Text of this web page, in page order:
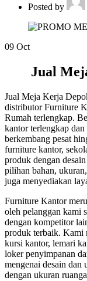
Posted by
09 Oct
Jual
Jual Meja Kerja
distributor Furniture
Rumah terlengkap.
kantor terlengkap
berkembang pesat
furniture kantor,
produk dengan
pilihan bahan,
juga menyediakan
Furniture Kantor
oleh pelanggan kami
dengan kompetitor
produk terbaik. Kami
kursi kantor, lemari
loker penyimpanan
mengenai desain dan
dengan ukuran